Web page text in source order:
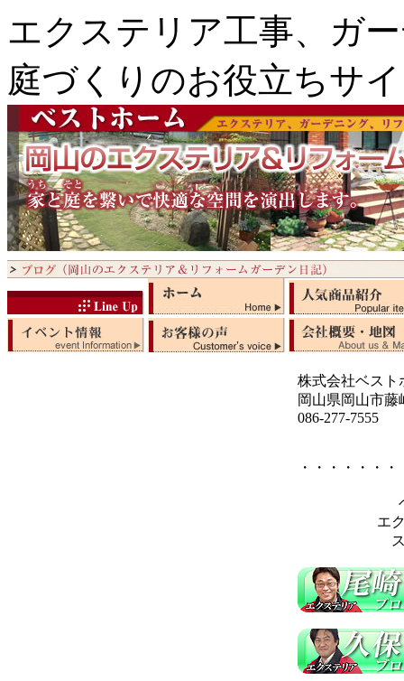
エクステリア工事、ガ
庭づくりのお役立ちサ
株式会社ベスト
岡山県岡山市藤
086-277-7555
・・・・・・
エ